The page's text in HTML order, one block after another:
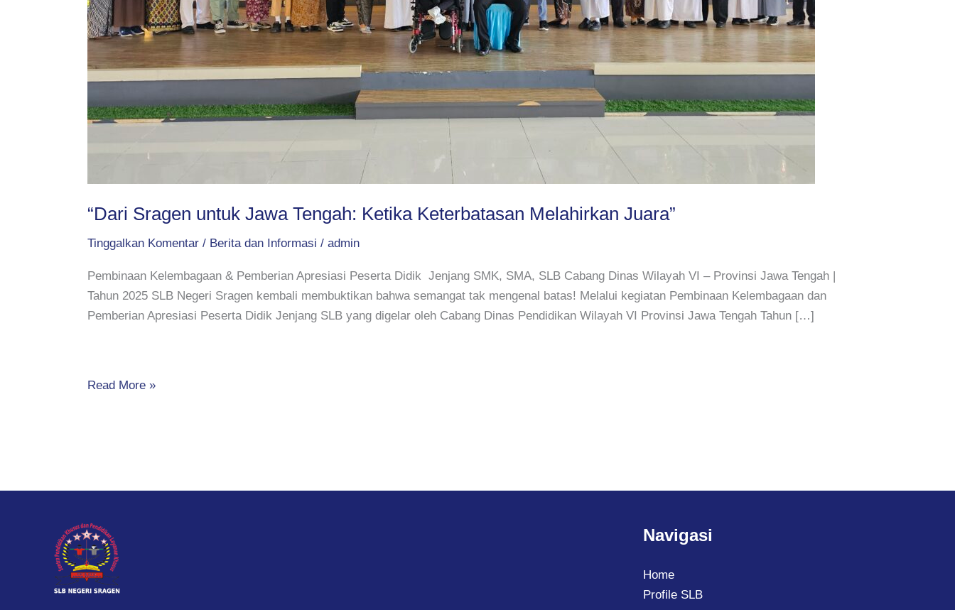
“Dari Sragen untuk Jawa Tengah: Ketika Keterbatasan Melahirkan Juara”
Tinggalkan Komentar / Berita dan Informasi / admin
Pembinaan Kelembagaan & Pemberian Apresiasi Peserta Didik Jenjang SMK, SMA, SLB Cabang Dinas Wilayah VI – Provinsi Jawa Tengah |
Tahun 2025 SLB Negeri Sragen kembali membuktikan bahwa semangat tak mengenal batas! Melalui kegiatan Pembinaan Kelembagaan dan
Pemberian Apresiasi Peserta Didik Jenjang SLB yang digelar oleh Cabang Dinas Pendidikan Wilayah VI Provinsi Jawa Tengah Tahun […]
Read More »
Navigasi
Home
Profile SLB